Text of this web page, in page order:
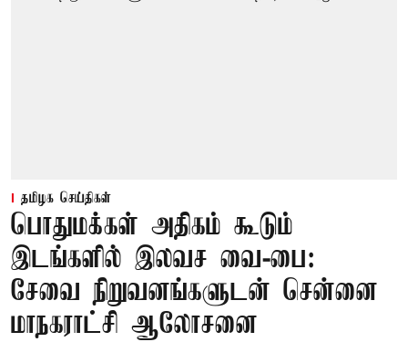
தமிழக செய்திகள்
பொதுமக்கள் அதிகம் கூடும்
இடங்களில் இலவச வை-பை:
சேவை நிறுவனங்களுடன் சென்னை
மாநகராட்சி ஆலோசனை